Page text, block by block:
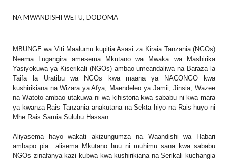
NA MWANDISHI WETU, DODOMA
MBUNGE wa Viti Maalumu kupitia Asasi za Kiraia Tanzania (NGOs)
Neema Lugangira amesema Mkutano wa Mwaka wa Mashirika
Yasiyokuwa ya Kiserikali (NGOs) ambao umeandaliwa na Baraza la
Taifa la Uratibu wa NGOs kwa maana ya NACONGO kwa
kushirikiana na Wizara ya Afya, Maendeleo ya Jamii, Jinsia, Wazee
na Watoto ambao utakuwa ni wa kihistoria kwa sababu ni kwa mara
ya kwanza Rais Tanzania anakutana na Sekta hiyo na Rais huyo ni
Mhe Rais Samia Suluhu Hassan.
Aliyasema hayo wakati akizungumza na Waandishi wa Habari
ambapo pia alisema Mkutano huu ni muhimu sana kwa sababu
NGOs zinafanya kazi kubwa kwa kushirikiana na Serikali kuchangia